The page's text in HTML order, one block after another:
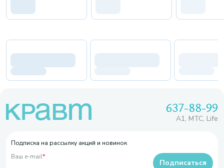
637-88-99
A1, МТС, Life
Подписка на рассылку акций и новинок
Ваш e-mail*
Подписаться